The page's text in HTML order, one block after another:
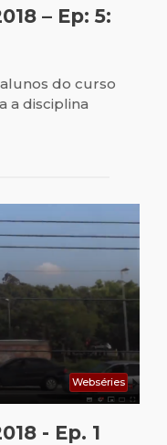
– Ep: 5:
do curso
a disciplina
Webséries
- Ep. 1